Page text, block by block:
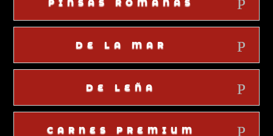
PINSAS ROMANAS
DE LA MAR
DE LEÑA
CARNES PREMIUM